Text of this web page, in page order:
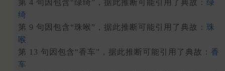
第 4 句因包含“绿绮”，据此推断可能引用了典故： 绿
绮
第 9 句因包含“珠喉”，据此推断可能引用了典故： 珠
喉
第 13 句因包含“香车”，据此推断可能引用了典故： 香
车